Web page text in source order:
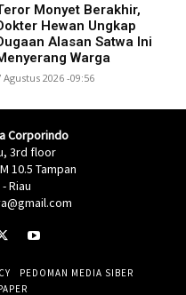
Monyet Berakhir,
Hewan Ungkap
Alasan Satwa Ini
Warga
Agustus 2026 -09:56
Corporindo
3rd floor
10.5 Tampan
Riau
PEDOMAN MEDIA SIBER